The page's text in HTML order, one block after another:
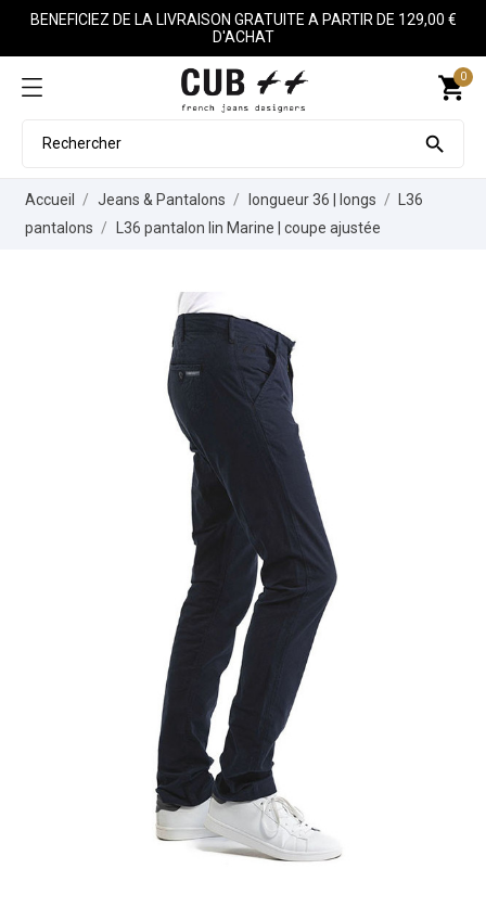
BENEFICIEZ DE LA LIVRAISON GRATUITE A PARTIR DE 129,00 €
D'ACHAT
shopping_cart
0

Accueil Jeans & Pantalons longueur 36 | longs
L36
pantalons
L36 pantalon lin Marine | coupe ajustée